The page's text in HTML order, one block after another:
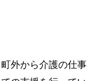
外から介護の仕事